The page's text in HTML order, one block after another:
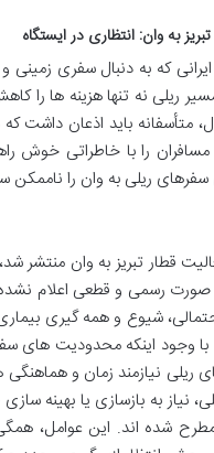
به وان: انتظاری در ایستگاه
که به دنبال سفری زمینی
ریلی نه تنها هزینه ها را
متأسفانه باید اذعان
مسافران را با خاطراتی
سفرهای ریلی به وان را
قطار تبریز به وان منتشر
رسمی و قطعی اعلام نشده
با وجود اینکه محدودیت های
ریلی نیازمند زمان و
نیاز به بازسازی یا
شده اند. این عوامل،